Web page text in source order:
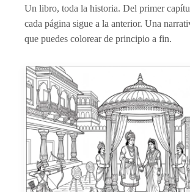
Un libro, toda la historia. Del primer
cada página sigue a la anterior. Una
que puedes colorear de principio a fin.